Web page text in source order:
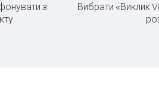
з
Вибрати «Виклик